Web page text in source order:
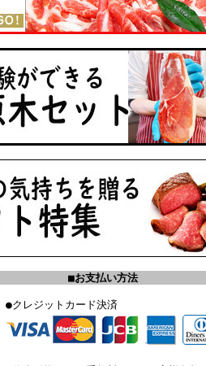
■お支払い方法
●クレジットカード決済